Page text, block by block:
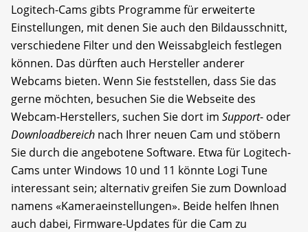
Logitech-Cams gibts Programme für erweiterte
Einstellungen, mit denen Sie auch den Bildausschnitt,
verschiedene Filter und den Weissabgleich festlegen
können. Das dürften auch Hersteller anderer
Webcams bieten. Wenn Sie feststellen, dass Sie das
gerne möchten, besuchen Sie die Webseite des
Webcam-Herstellers, suchen Sie dort im Support- oder
Downloadbereich nach Ihrer neuen Cam und stöbern
Sie durch die angebotene Software. Etwa für Logitech-
Cams unter Windows 10 und 11 könnte Logi Tune
interessant sein; alternativ greifen Sie zum Download
namens «Kameraeinstellungen». Beide helfen Ihnen
auch dabei, Firmware-Updates für die Cam zu